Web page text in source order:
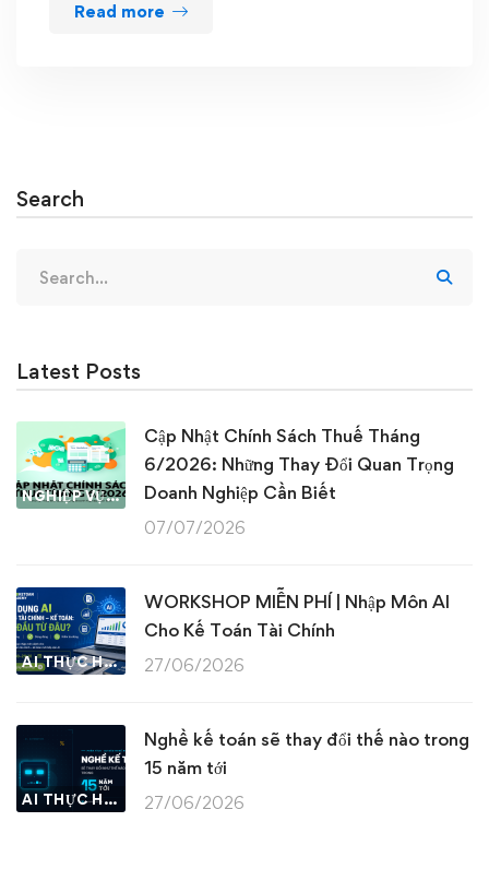
Read more
Search
for:
Latest Posts
NGHIỆP VỤ KẾ TOÁN & THUẾ
Cập Nhật Chính Sách Thuế Tháng
6/2026: Những Thay Đổi Quan Trọng
Doanh Nghiệp Cần Biết
07/07/2026
AI THỰC HÀNH
WORKSHOP MIỄN PHÍ | Nhập Môn AI
Cho Kế Toán Tài Chính
27/06/2026
AI THỰC HÀNH
Nghề kế toán sẽ thay đổi thế nào trong
15 năm tới
27/06/2026